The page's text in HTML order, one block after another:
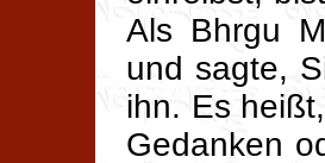
Als Bhrgu
und sagte,
ihn. Es
Gedanken